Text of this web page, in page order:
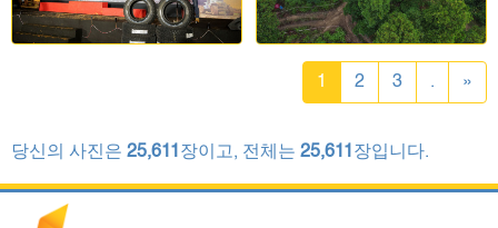
1 2 3 . »
당신의 사진은 25,611장이고, 전체는 25,611장입니다.